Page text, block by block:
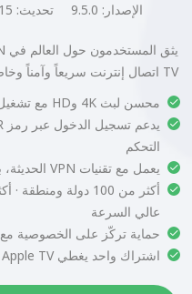
الإصدار: 9.5.0 تحديث: 2026.06.15
TV اتصال إنترنت سريعاً وآمناً وخاصاً مصمماً للشاشة الكبيرة.
محسن لبث 4K وHD مع تشغيل أكثر سلاسة
التحكم
يعمل مع تقنيات VPN الحديثة، بما في ذلك WireGuard
عالي السرعة
حماية تركّز على الخصوصية
اشتراك واحد يغطي Apple TV والمنصات الأخرى المدعومة